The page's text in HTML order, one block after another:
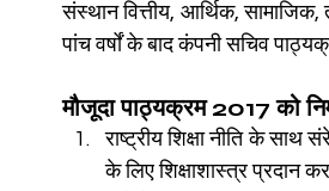
JIGL - Jurisprudence, Interpretatio
EBCL CS Inter
संस्थान वित्तीय, आर्थिक,
पांच वर्षों के बाद कंपनी सचिव
मौजूदा पाठ्यक्रम 2017 को
राष्ट्रीय शिक्षा नीति के
के लिए शिक्षाशास्त्र प्रदान